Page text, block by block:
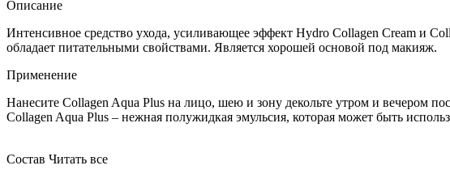
Описание
Интенсивное средство ухода, усиливающее эффект Hydro Collagen Cream и
обладает питательными свойствами. Является хорошей основой под макияж.
Применение
Нанесите Collagen Aqua Plus на лицо, шею и зону декольте утром и вечером
Collagen Aqua Plus – нежная полужидкая эмульсия, которая может быть
Состав Читать все